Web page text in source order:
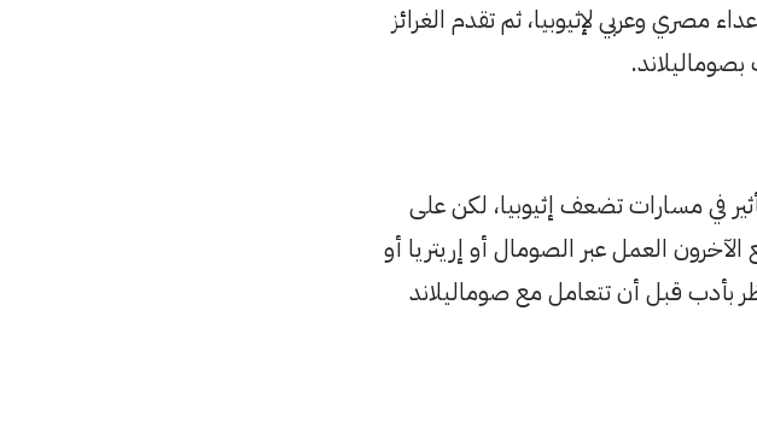
مصري وعربي لإثيوبيا، ثم تقدم الغرائز
في مسارات تضعف إثيوبيا، لكن على
العمل عبر الصومال أو إريتريا أو
بأدب قبل أن تتعامل مع صوماليلاند